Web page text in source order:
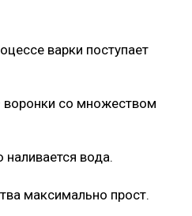
варки поступает
со множеством
вода.
максимально прост.